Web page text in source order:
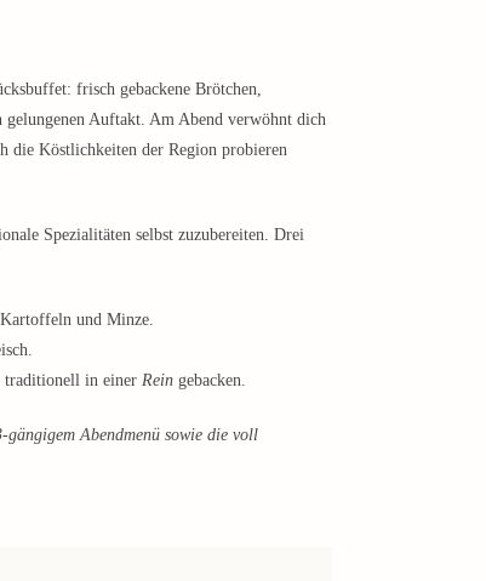
frisch gebackene Brötchen,
Auftakt. Am Abend verwöhnt dich
die Köstlichkeiten der Region probieren
Spezialitäten selbst zuzubereiten. Drei
und Minze.
traditionell in einer Rein gebacken.
Abendmenü sowie die voll